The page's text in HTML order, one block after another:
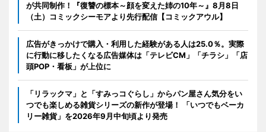
が共同制作！『復讐の標本～顔を変えた姉の10年～』8月8日
（土）コミックシーモアより先行配信【コミックアウル】
広告がきっかけで購入・利用した経験がある人は25.0％。実際
に行動に移したくなる広告媒体は「テレビCM」「チラシ」「店
頭POP・看板」が上位に
「リラックマ」と「すみっコぐらし」からパン屋さん気分をい
つでも楽しめる雑貨シリーズの新作が登場！ 「いつでもベーカ
リー雑貨」を2026年9月中旬頃より発売